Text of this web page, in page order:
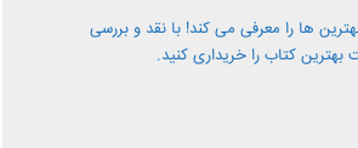
ها را معرفی می کند! با نقد و بررسی
بهترین کتاب را خریداری کنید.